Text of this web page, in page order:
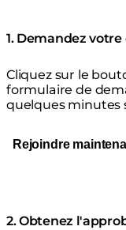
1. Demandez
Cliquez sur le
formulaire de
quelques minutes
Rejoindre
2. Obtenez